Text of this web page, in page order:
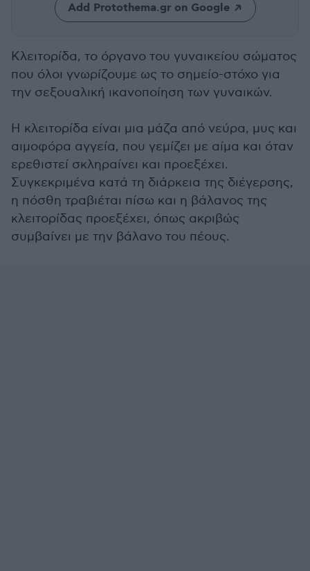
Add Protothema.gr on Google
Κλειτορίδα, το όργανο του γυναικείου σώματος
που όλοι γνωρίζουμε ως το σημείο-στόχο για
την σεξουαλική ικανοποίηση των γυναικών.
Η κλειτορίδα είναι μια μάζα από νεύρα, μυς και
αιμοφόρα αγγεία, που γεμίζει με αίμα και όταν
ερεθιστεί σκληραίνει και προεξέχει.
Συγκεκριμένα κατά τη διάρκεια της διέγερσης,
η πόσθη τραβιέται πίσω και η βάλανος της
κλειτορίδας προεξέχει, όπως ακριβώς
συμβαίνει με την βάλανο του πέους.